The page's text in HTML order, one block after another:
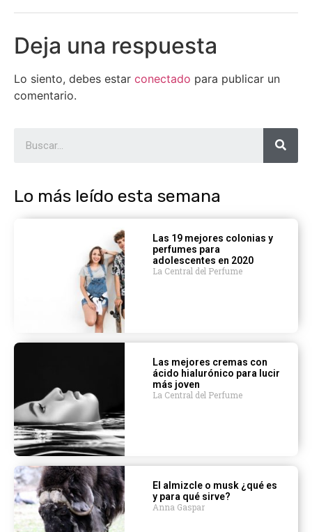
Deja una respuesta
Lo siento, debes estar conectado para publicar un
comentario.
Lo más leído esta semana
Las 19 mejores colonias y
perfumes para
adolescentes en 2020
La Central del Perfume
Las mejores cremas con
ácido hialurónico para lucir
más joven
La Central del Perfume
El almizcle o musk ¿qué es
y para qué sirve?
Anna Gaspar